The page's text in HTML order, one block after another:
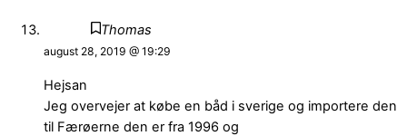
Thomas
august 28, 2019 @ 19:29
Hejsan
Jeg overvejer at købe en båd i sverige og importere den
til Færøerne den er fra 1996 og